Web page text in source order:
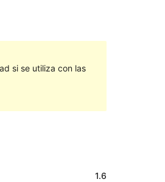
si se utiliza con las
1.6